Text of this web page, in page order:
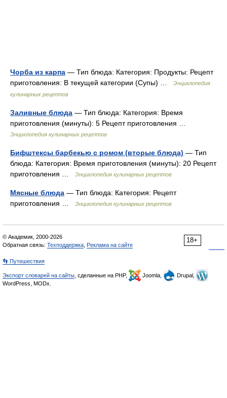
Чорба из карпа — Тип блюда: Категория: Продукты: Рецепт
приготовления: В текущей категории (Супы) …
Энциклопедия
кулинарных рецептов
Заливные блюда — Тип блюда: Категория: Время
приготовления (минуты): 5 Рецепт приготовления …
Энциклопедия кулинарных рецептов
Бифштексы барбекью с ромом (вторые блюда) — Тип
блюда: Категория: Время приготовления (минуты): 20 Рецепт
приготовления …
Энциклопедия кулинарных рецептов
Мясные блюда — Тип блюда: Категория: Рецепт
приготовления …
Энциклопедия кулинарных рецептов
18+
© Академик, 2000-2026
Обратная связь: Техподдержка Реклама на сайте
👣 Путешествия
Экспорт словарей на сайты , сделанные на PHP, Joomla,
Drupal,
WordPress, MODx.